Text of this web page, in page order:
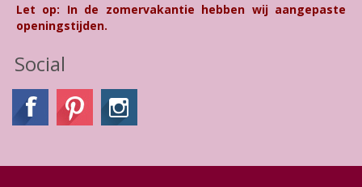
Let op: In de zomervakantie hebben wij aangepaste
openingstijden.
Social